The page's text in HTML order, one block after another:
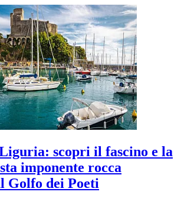
scopri il fascino e la
imponente rocca
Golfo dei Poeti